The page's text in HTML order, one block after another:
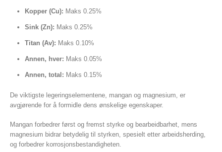
Kopper (Cu): Maks 0.25%
Sink (Zn): Maks 0.25%
Titan (Av): Maks 0.10%
Annen, hver: Maks 0.05%
Annen, total: Maks 0.15%
De viktigste legeringselementene, mangan og magnesium, er
avgjørende for å formidle dens ønskelige egenskaper.
Mangan forbedrer først og fremst styrke og bearbeidbarhet, mens
magnesium bidrar betydelig til styrken, spesielt etter arbeidsherding,
og forbedrer korrosjonsbestandigheten.